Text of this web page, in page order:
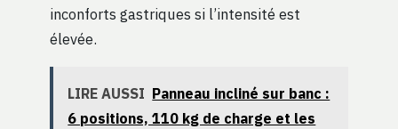
inconforts gastriques si l’intensité est
élevée.
LIRE AUSSI Panneau incliné sur banc :
6 positions, 110 kg de charge et les